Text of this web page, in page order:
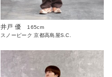
井戸 優
165cm
スノーピーク 京都高島屋S.C.